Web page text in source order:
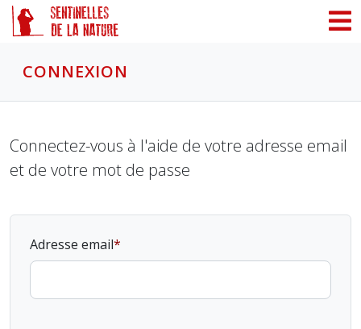
CONNEXION
Connectez-vous à l'aide de votre adresse email
et de votre mot de passe
Adresse email
Panneau de gestion des cookies